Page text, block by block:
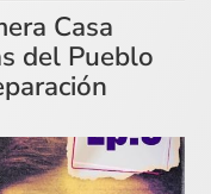
Casa
del Pueblo